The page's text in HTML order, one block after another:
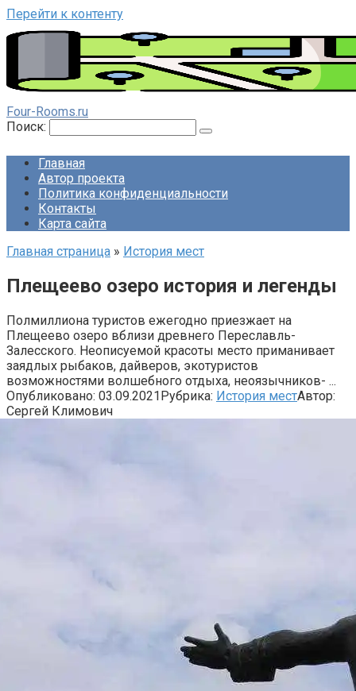
Перейти к контенту
Four-Rooms.ru
Поиск:
Главная
Автор проекта
Политика конфиденциальности
Контакты
Карта сайта
Главная страница » История мест
Плещеево озеро история и легенды
Полмиллиона туристов ежегодно приезжает на
Плещеево озеро вблизи древнего Переславль-
Залесского. Неописуемой красоты место приманивает
заядлых рыбаков, дайверов, экотуристов
возможностями волшебного отдыха, неоязычников- ...
Опубликовано: 03.09.2021Рубрика: История местАвтор:
Сергей Климович